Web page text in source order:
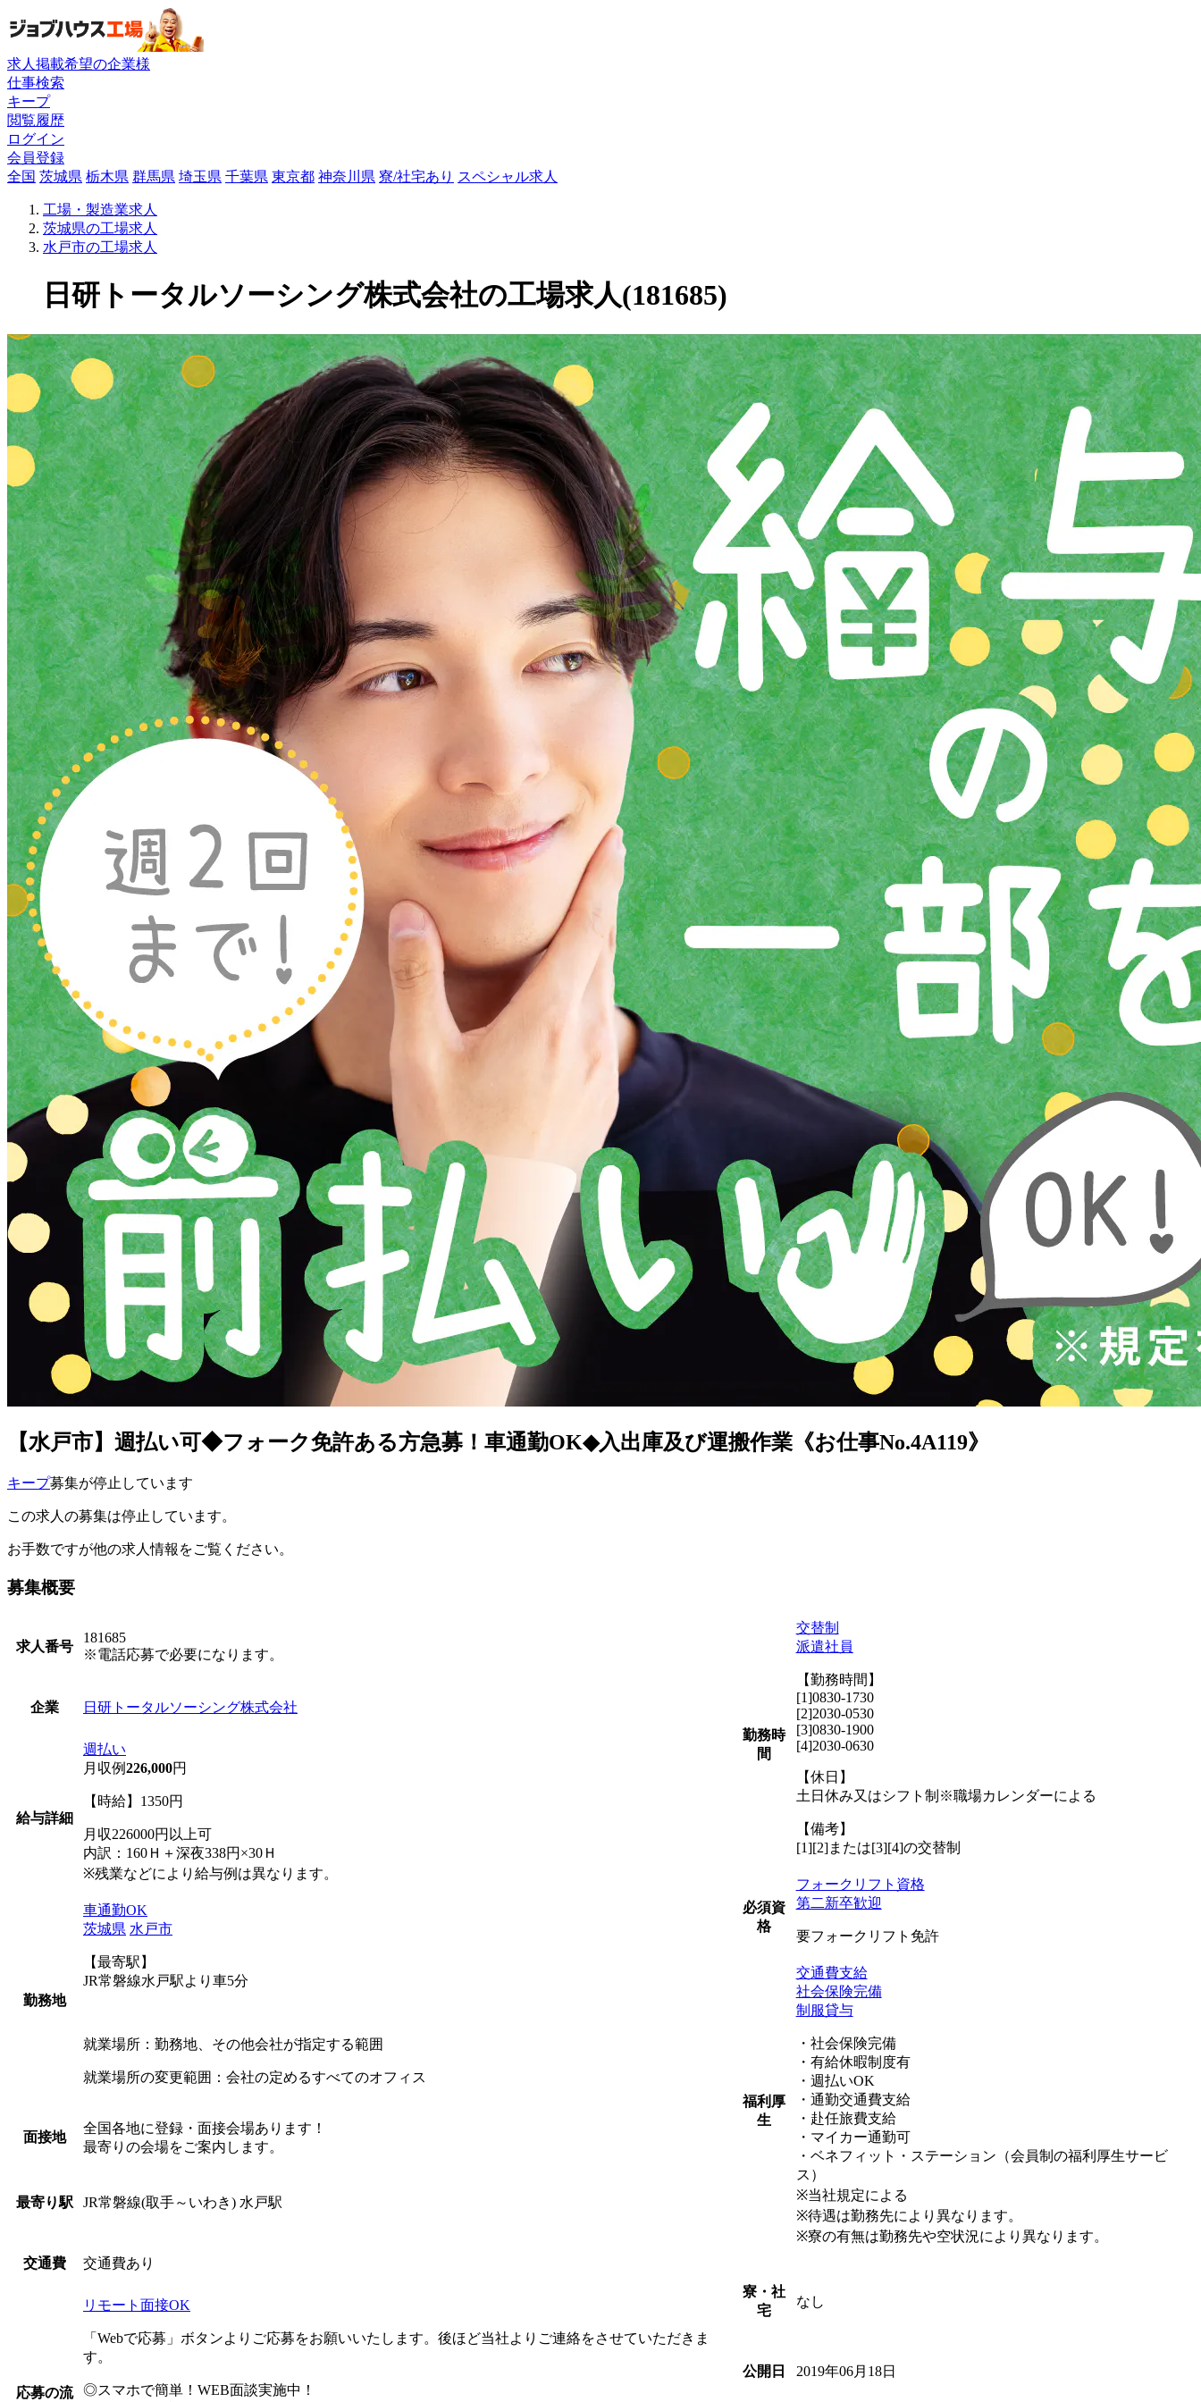
求人掲載希望の企業様
仕事検索
キープ
閲覧履歴
ログイン
会員登録
全国 茨城県 栃木県 群馬県 埼玉県 千葉県 東京都 神奈川県 寮/社宅あり スペシャル求人
工場・製造業求人
茨城県の工場求人
水戸市の工場求人
日研トータルソーシング株式会社の工場求人(181685)
【水戸市】週払い可◆フォーク免許ある方急募！車通勤OK◆入出庫及び運搬作業《お仕事No.4A119》
キープ募集が停止しています
この求人の募集は停止しています。
お手数ですが他の求人情報をご覧ください。
募集概要
求人番号
181685
※電話応募で必要になります。
企業 日研トータルソーシング株式会社
給与詳細
週払い
月収例226,000円
【時給】1350円
月収226000円以上可
内訳：160Ｈ＋深夜338円×30Ｈ
※残業などにより給与例は異なります。
勤務地
車通勤OK
茨城県 水戸市
【最寄駅】
JR常磐線水戸駅より車5分
就業場所：勤務地、その他会社が指定する範囲
就業場所の変更範囲：会社の定めるすべてのオフィス
面接地
全国各地に登録・面接会場あります！
最寄りの会場をご案内します。
最寄り駅 JR常磐線(取手～いわき) 水戸駅
交通費 交通費あり
応募の流
リモート面接OK
「Webで応募」ボタンよりご応募をお願いいたします。後ほど当社よりご連絡をさせていただきま
す。
◎スマホで簡単！WEB面談実施中！
勤務時
間
交替制
派遣社員
【勤務時間】
[1]0830-1730
[2]2030-0530
[3]0830-1900
[4]2030-0630
【休日】
土日休み又はシフト制※職場カレンダーによる
【備考】
[1][2]または[3][4]の交替制
必須資
格
フォークリフト資格
第二新卒歓迎
要フォークリフト免許
福利厚
生
交通費支給
社会保険完備
制服貸与
・社会保険完備
・有給休暇制度有
・週払いOK
・通勤交通費支給
・赴任旅費支給
・マイカー通勤可
・ベネフィット・ステーション（会員制の福利厚生サービ
ス）
※当社規定による
※待遇は勤務先により異なります。
※寮の有無は勤務先や空状況により異なります。
寮・社
宅
なし
公開日 2019年06月18日